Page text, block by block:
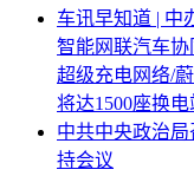
车讯早知道 | 中
智能网联汽车
超级充电网络/
将达1500座换电
中共中央政治
持会议